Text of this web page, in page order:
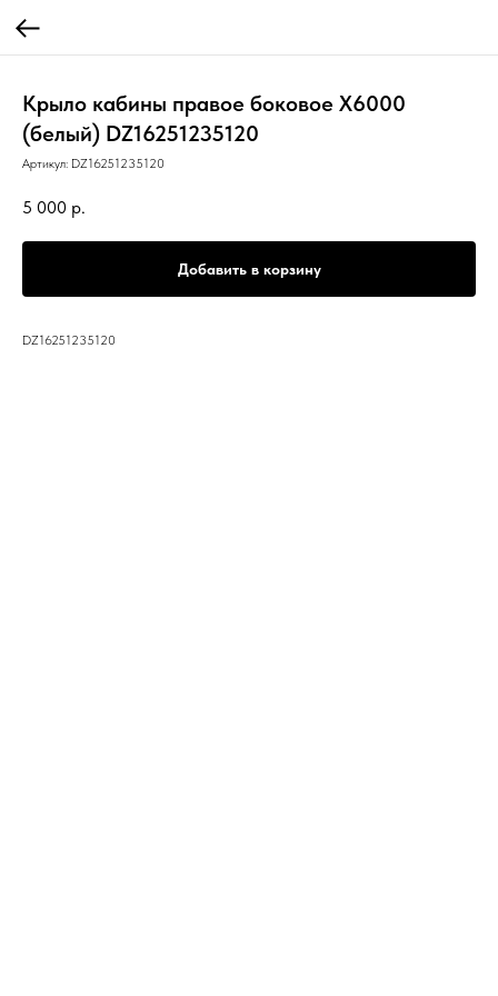
Крыло кабины правое боковое X6000
(белый) DZ16251235120
Артикул: DZ16251235120
5 000 р.
Добавить в корзину
DZ16251235120